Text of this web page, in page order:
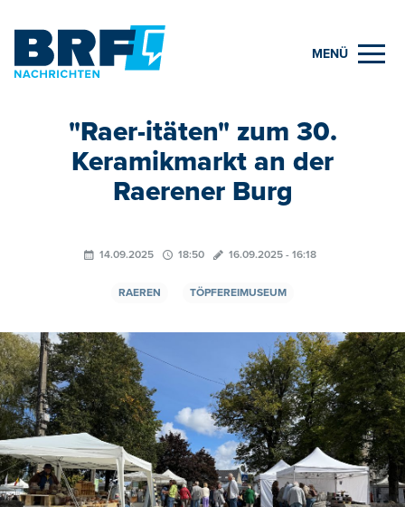
MENÜ
"Raer-itäten" zum 30.
Keramikmarkt an der
Raerener Burg
14.09.2025 18:50 16.09.2025 - 16:18
RAEREN TÖPFEREIMUSEUM